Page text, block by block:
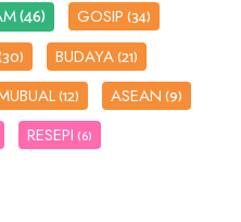
(46) GOSIP(34)
BUDAYA(21)
(12) ASEAN(9)
RESEPI (6)